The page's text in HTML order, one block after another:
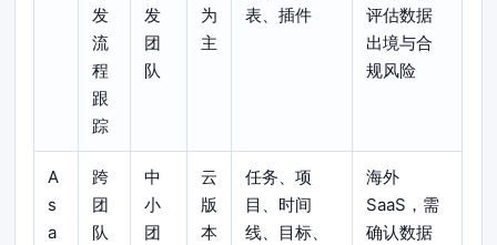
发
流
程
跟
踪
发
团
队
为
主
表、插件
评估数据
出境与合
规风险
A
s
a
跨
团
队
中
小
团
云
版
本
任务、项
目、时间
线、目标、
海外
SaaS，需
确认数据